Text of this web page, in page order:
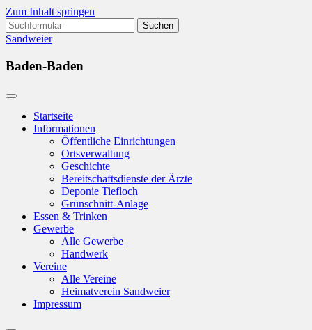
Zum Inhalt springen
Suchen
nach:
Sandweier
Baden-Baden
Startseite
Informationen
Öffentliche Einrichtungen
Ortsverwaltung
Geschichte
Bereitschaftsdienste der Ärzte
Deponie Tiefloch
Grünschnitt-Anlage
Essen & Trinken
Gewerbe
Alle Gewerbe
Handwerk
Vereine
Alle Vereine
Heimatverein Sandweier
Impressum